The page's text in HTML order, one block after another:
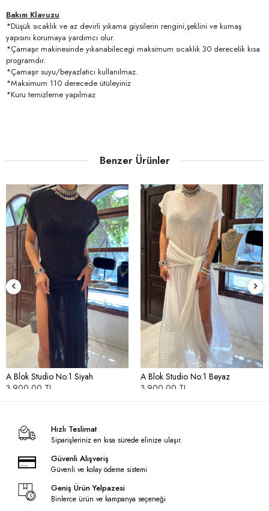
Bakım Klavuzu
*Düşük sıcaklık ve az devirli yıkama giysilerin rengini,şeklini ve kumaş
yapısını korumaya yardımcı olur.
*Çamaşır makinesinde yıkanabilecegi maksimum sıcaklık 30 derecelik kısa
programdır.
*Çamaşır suyu/beyazlatıcı kullanılmaz.
*Maksimum 110 derecede ütüleyiniz
*Kuru temizleme yapılmaz
Benzer Ürünler
A Blok Studio No:1 Siyah
3.900,00 TL
A Blok Studio No:1 Beyaz
3.900,00 TL
Hızlı Teslimat
Siparişleriniz en kısa sürede elinize ulaşır.
Güvenli Alışveriş
Güvenli ve kolay ödeme sistemi
Geniş Ürün Yelpazesi
Binlerce ürün ve kampanya seçeneği